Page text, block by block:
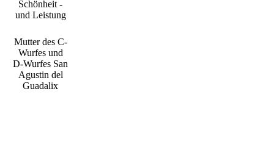
Schönheit -
und Leistung
Mutter des C-
Wurfes und
D-Wurfes San
Agustin del
Guadalix